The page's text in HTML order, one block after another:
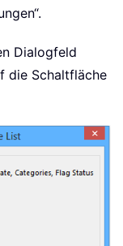
Dialogfeld
die Schaltfläche